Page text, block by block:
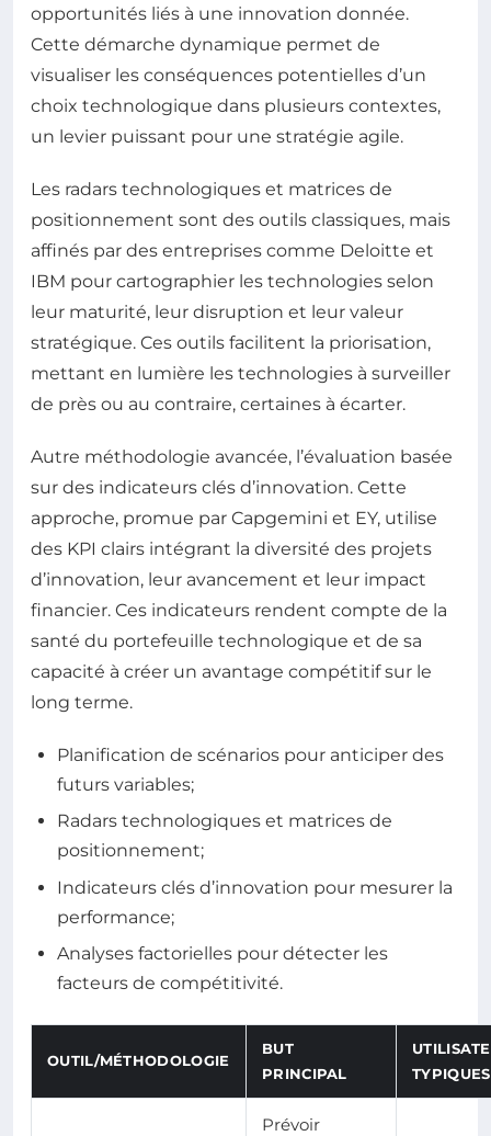
opportunités liés à une innovation donnée.
Cette démarche dynamique permet de
visualiser les conséquences potentielles d’un
choix technologique dans plusieurs contextes,
un levier puissant pour une stratégie agile.
Les radars technologiques et matrices de
positionnement sont des outils classiques, mais
affinés par des entreprises comme Deloitte et
IBM pour cartographier les technologies selon
leur maturité, leur disruption et leur valeur
stratégique. Ces outils facilitent la priorisation,
mettant en lumière les technologies à surveiller
de près ou au contraire, certaines à écarter.
Autre méthodologie avancée, l’évaluation basée
sur des indicateurs clés d’innovation. Cette
approche, promue par Capgemini et EY, utilise
des KPI clairs intégrant la diversité des projets
d’innovation, leur avancement et leur impact
financier. Ces indicateurs rendent compte de la
santé du portefeuille technologique et de sa
capacité à créer un avantage compétitif sur le
long terme.
Planification de scénarios pour anticiper des
futurs variables;
Radars technologiques et matrices de
positionnement;
Indicateurs clés d’innovation pour mesurer la
performance;
Analyses factorielles pour détecter les
facteurs de compétitivité.
OUTIL/MÉTHODOLOGIE
BUT
PRINCIPAL
TYPIQUES
Prévoir